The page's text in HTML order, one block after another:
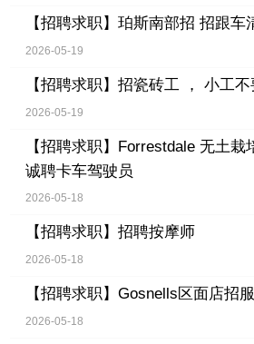
【招聘求职】 珀斯南部招 招
2026-05-19
【招聘求职】 招瓷砖工 ， 小工不
2026-05-19
【招聘求职】 Forrestdale 无土栽
诚聘卡车驾驶员
2026-05-18
【招聘求职】 招聘按摩师
2026-05-18
【招聘求职】 Gosnells区面店招
2026-05-18